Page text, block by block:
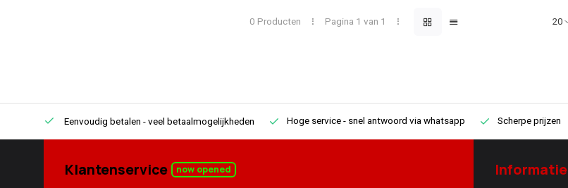
0 Producten Pagina 1 van 1
Eenvoudig betalen - veel betaalmogelijkheden Hoge service- snel antwoord via whatsapp Scherpe prijzen
Klantenservice now opened Informatie